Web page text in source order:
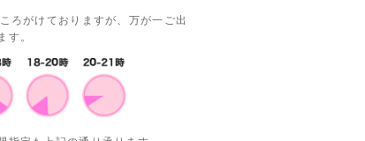
ろがけておりますが、万が一ご出
す。